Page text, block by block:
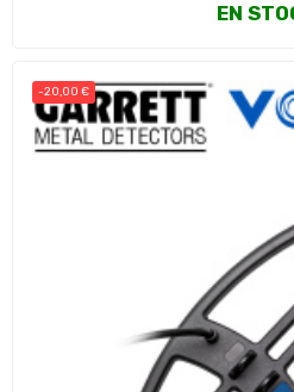
EN
-20,00 €